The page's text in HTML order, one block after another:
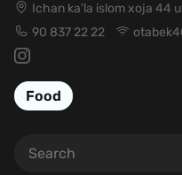
Ichan ka'la islom xoja 44
90 837 22 22
Food